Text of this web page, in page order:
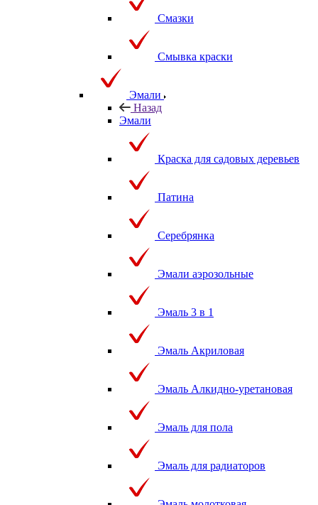
Смазки
Смывка краски
Эмали
Назад
Эмали
Краска для садовых деревьев
Патина
Серебрянка
Эмали аэрозольные
Эмаль 3 в 1
Эмаль Акриловая
Эмаль Алкидно-уретановая
Эмаль для пола
Эмаль для радиаторов